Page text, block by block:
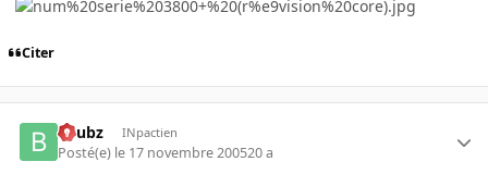
Citer
beubz INpactien
Posté(e) le 17 novembre 200520 a